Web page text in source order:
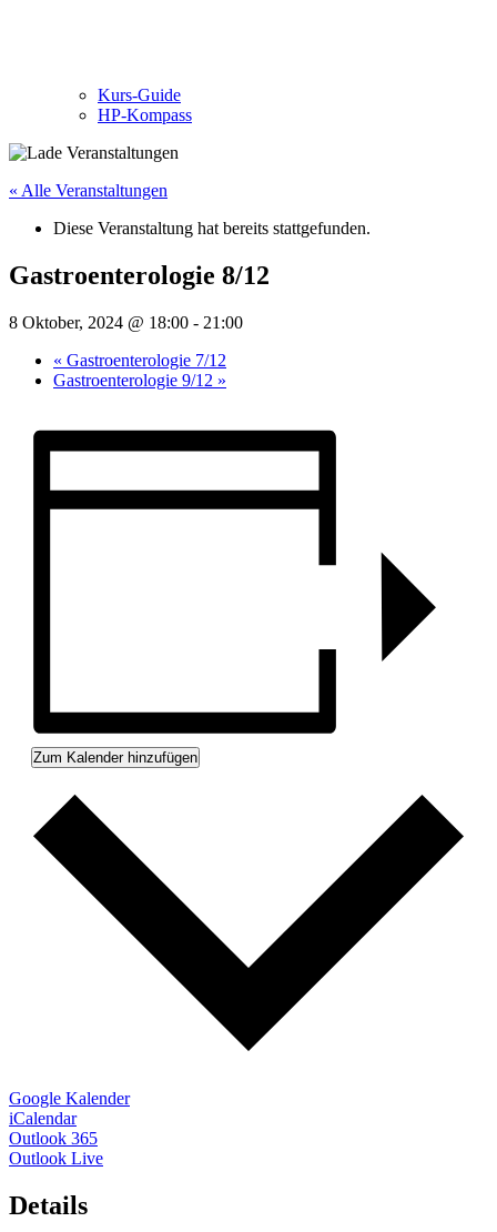
Kurs-Guide
HP-Kompass
« Alle Veranstaltungen
Diese Veranstaltung hat bereits stattgefunden.
Gastroenterologie 8/12
8 Oktober, 2024 @ 18:00 - 21:00
« Gastroenterologie 7/12
Gastroenterologie 9/12 »
Zum Kalender hinzufügen
Google Kalender
iCalendar
Outlook 365
Outlook Live
Details